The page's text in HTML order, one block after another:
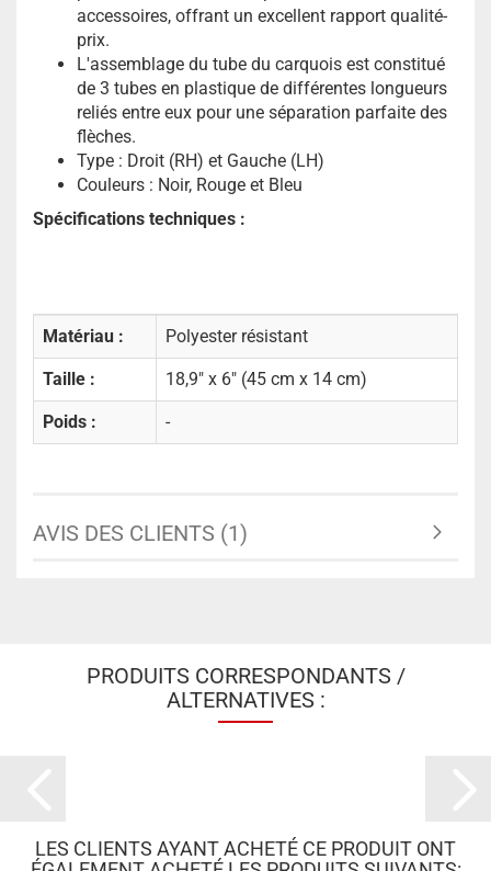
accessoires, offrant un excellent rapport qualité-
prix.
L'assemblage du tube du carquois est constitué
de 3 tubes en plastique de différentes longueurs
reliés entre eux pour une séparation parfaite des
flèches.
Type : Droit (RH) et Gauche (LH)
Couleurs : Noir, Rouge et Bleu
Spécifications techniques :
Matériau : Polyester résistant
Taille : 18,9" x 6" (45 cm x 14 cm)
Poids : -
AVIS DES CLIENTS (1)
PRODUITS CORRESPONDANTS /
ALTERNATIVES :
LES CLIENTS AYANT ACHETÉ CE PRODUIT ONT